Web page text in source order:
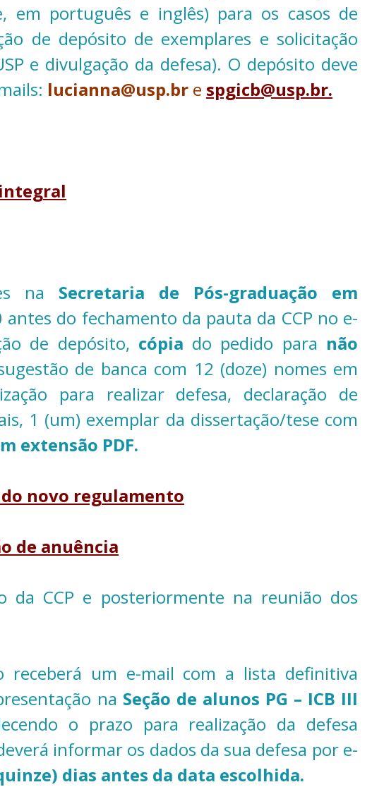
em português e inglês) para os casos de
de depósito de exemplares e solicitação
e divulgação da defesa). O depósito deve
lucianna@usp.bre spgicb@usp.br.
na Secretaria de Pós-graduação em
antes do fechamento da pauta da CCP no e-
de depósito, cópia do pedido para não
de banca com 12 (doze) nomes em
para realizar defesa, declaração de
1 (um) exemplar da dissertação/tese com
extensão PDF.
novo regulamento
de anuência
da CCP e posteriormente na reunião dos
um e-mail com a lista definitiva
na Seção de alunos PG – ICB III
o prazo para realização da defesa
informar os dados da sua defesa por e-
dias antes da data escolhida.